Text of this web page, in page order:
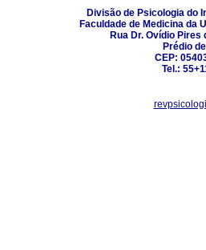
Divisão de Psicologia do
Faculdade de Medicina da
Rua Dr. Ovídio
Prédio
CEP:
Tel.: